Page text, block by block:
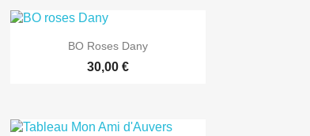
 Aperçu rapide
BO Roses Dany
30,00 €